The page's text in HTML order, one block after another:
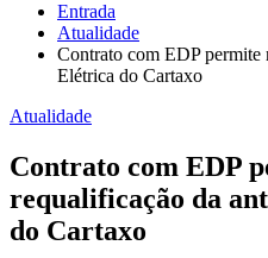
Entrada
Atualidade
Contrato com EDP permite
Elétrica do Cartaxo
Atualidade
Contrato com EDP
requalificação da
do Cartaxo